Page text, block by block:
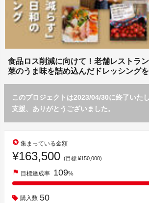
食品ロス削減に向けて！老舗レストラ
菜のうま味を詰め込んだドレッシング
このプロジェクトは2023/04/30に終了いた
支援、ありがとうございました。
stars 集まっている金額
¥163,500 (目標 ¥150,000)
flag 目標達成率 109%
購入数 50